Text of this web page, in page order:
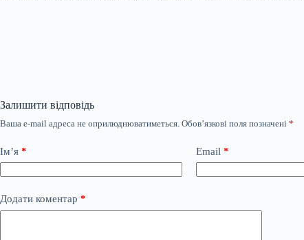
Залишити відповідь
Ваша e-mail адреса не оприлюднюватиметься. Обов’язкові поля позначені *
Ім’я * Email *
Додати коментар *